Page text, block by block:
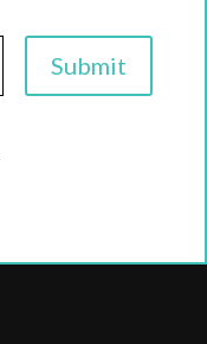
Submit